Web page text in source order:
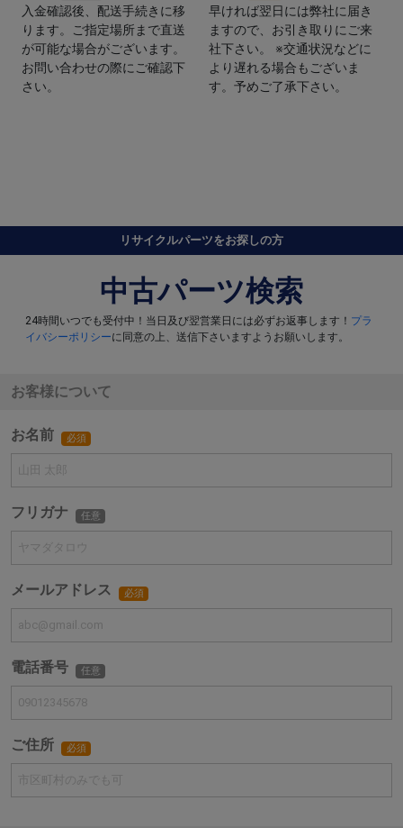
入金確認後、配送手続きに移
ります。ご指定場所まで直送
が可能な場合がございます。
お問い合わせの際にご確認下
さい。
早ければ翌日には弊社に届き
ますので、お引き取りにご来
社下さい。 ※交通状況などに
より遅れる場合もございま
す。予めご了承下さい。
リサイクルパーツをお探しの方
中古パーツ検索
24時間いつでも受付中！当日及び翌営業日には必ずお返事します！ プラ
イバシーポリシーに同意の上、送信下さいますようお願いします。
お客様について
お名前 必須
フリガナ 任意
メールアドレス 必須
電話番号 任意
ご住所 必須